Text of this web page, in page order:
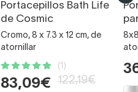
Portacepillos Bath Life
de Cosmic
Cromo, 8 x 7.3 x 12 cm, de
atornillar
(1)
83,09€ 122,19€